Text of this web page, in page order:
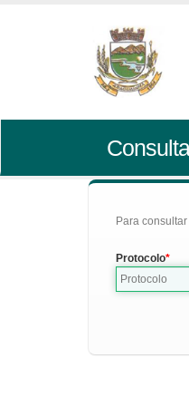
Para
Protocolo